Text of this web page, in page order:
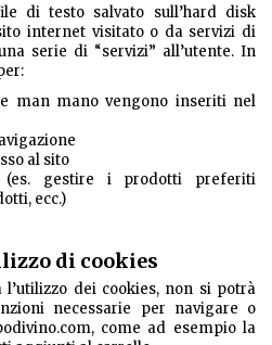
di testo salvato sull’hard disk
internet visitato o da servizi di
serie di “servizi” all’utente. In
man mano vengono inseriti nel
al sito
(es. gestire i prodotti preferiti
ecc.)
di cookies
l’utilizzo dei cookies, non si potrà
necessarie per navigare o
come ad esempio la